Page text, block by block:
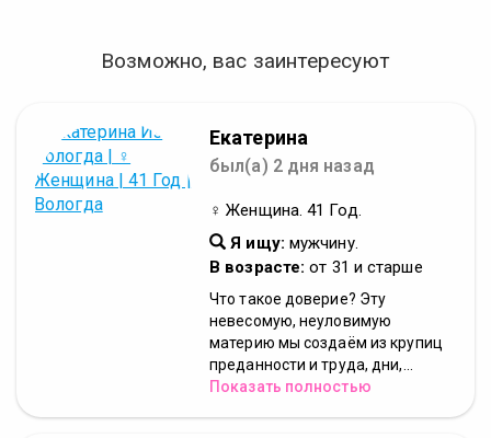
Возможно, вас заинтересуют
Екатерина
был(а) 2 дня назад
♀ Женщина. 41 Год.
Я ищу: мужчину.
В возрасте: от 31 и старше
Что такое доверие? Эту
невесомую, неуловимую
материю мы создаём из крупиц
преданности и труда, дни,...
Показать полностью